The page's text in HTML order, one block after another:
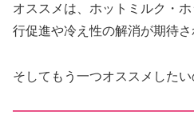
オススメは、ホットミルク・
行促進や冷え性の解消が期待さ
そしてもう一つオススメしたい